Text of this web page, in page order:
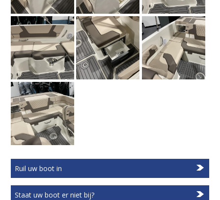
Ruil uw boot in
Staat uw boot er niet bij?